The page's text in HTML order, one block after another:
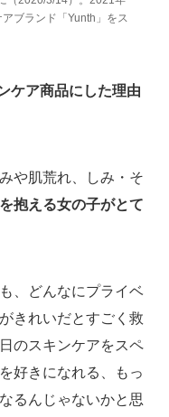
ブランド「Yunth」をス
ケア商品にした理由
や肌荒れ、しみ・そ
抱える女の子がとて
、どんなにプライベ
きれいだとすごく救
のスキンケアをスペ
好きになれる、もっ
るんじゃないかと思